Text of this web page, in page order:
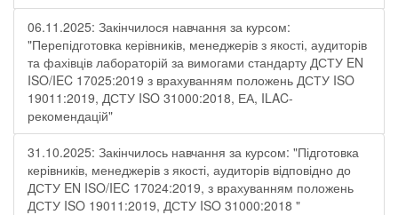
06.11.2025: Закінчилося навчання за курсом:
"Перепідготовка керівників, менеджерів з якості, аудиторів
та фахівців лабораторій за вимогами стандарту ДСТУ EN
ISO/IEC 17025:2019 з врахуванням положень ДСТУ ISO
19011:2019, ДСТУ ISO 31000:2018, ЕА, ILAC-
рекомендацій"
31.10.2025: Закінчилось навчання за курсом: "Підготовка
керівників, менеджерів з якості, аудиторів відповідно до
ДСТУ EN ISO/IEC 17024:2019, з врахуванням положень
ДСТУ ISO 19011:2019, ДСТУ ISO 31000:2018 "